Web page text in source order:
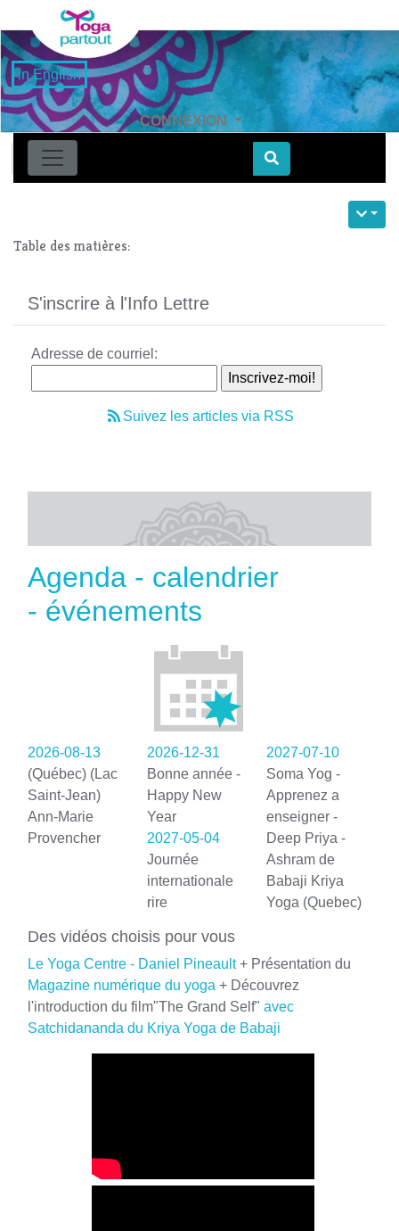
in English
CONNEXION
Find
Table des matières:
S'inscrire à l'Info Lettre
Adresse de courriel:
Suivez les articles via RSS
Agenda - calendrier
- événements
2026-08-13
(Québec) (Lac
Saint-Jean)
Ann-Marie
Provencher
2026-12-31
Bonne année -
Happy New
Year
2027-05-04
Journée
internationale
rire
2027-07-10
Soma Yog -
Apprenez a
enseigner -
Deep Priya -
Ashram de
Babaji Kriya
Yoga (Quebec)
Des vidéos choisis pour vous
Le Yoga Centre - Daniel Pineault+ Présentation du
Magazine numérique du yoga + Découvrez
l'introduction du film"The Grand Self" avec
Satchidananda du Kriya Yoga de Babaji